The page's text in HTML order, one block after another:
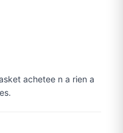
achetee n a rien a